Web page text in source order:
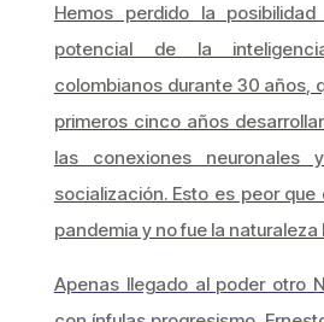
Hemos perdido la
potencial de la
colombianos durante 30 años,
primeros cinco años
las conexiones neuronales
socialización. Esto es peor
pandemia y no fue la naturaleza
Apenas llegado al poder otro